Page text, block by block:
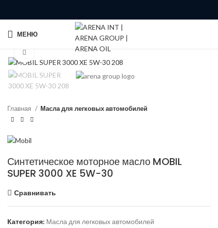
МЕНЮ
Click to enlarge
Главная Масла для легковых автомобилей
Синтетическое моторное масло MOBIL
SUPER 3000 XE 5W-30
Сравнивать
Категория: Масла для легковых автомобилей